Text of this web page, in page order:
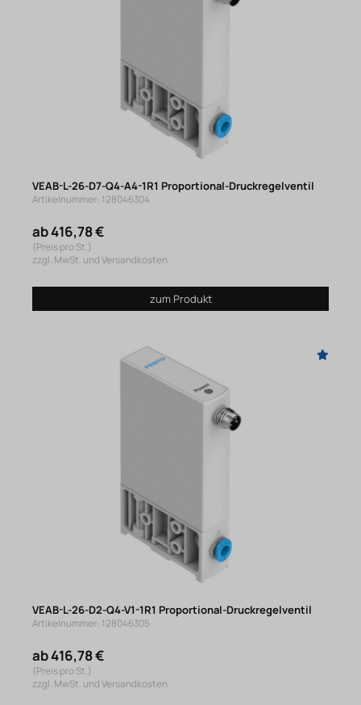
VEAB-L-26-D7-Q4-A4-1R1 Proportional-Druckregelventil
Artikelnummer: 128046304
ab 416,78 €
(Preis pro St.)
zzgl. MwSt. und Versandkosten
zum Produkt
VEAB-L-26-D2-Q4-V1-1R1 Proportional-Druckregelventil
Artikelnummer: 128046305
ab 416,78 €
(Preis pro St.)
zzgl. MwSt. und Versandkosten